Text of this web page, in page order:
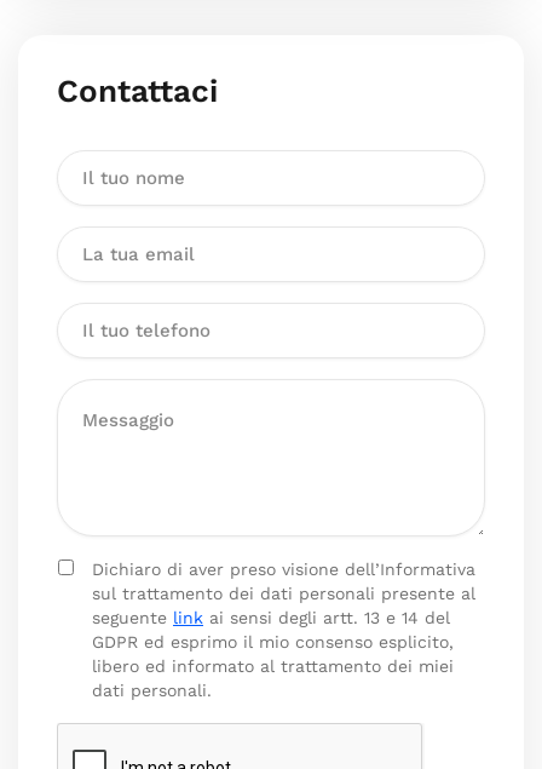
Contattaci
Dichiaro di aver preso visione dell’Informativa
sul trattamento dei dati personali presente al
seguente link ai sensi degli artt. 13 e 14 del
GDPR ed esprimo il mio consenso esplicito,
libero ed informato al trattamento dei miei
dati personali.